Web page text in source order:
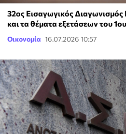
32ος Εισαγωγικός
και τα θέματα εξετάσεων του
Οικονομία 16.07.2026 10:57